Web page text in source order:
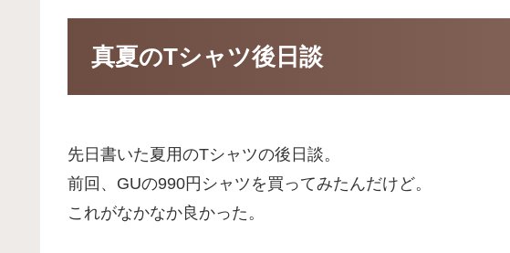
真夏のTシャツ後日談
先日書いた夏用のTシャツの後日談。
前回、GUの990円シャツを買ってみたんだけど。
これがなかなか良かった。